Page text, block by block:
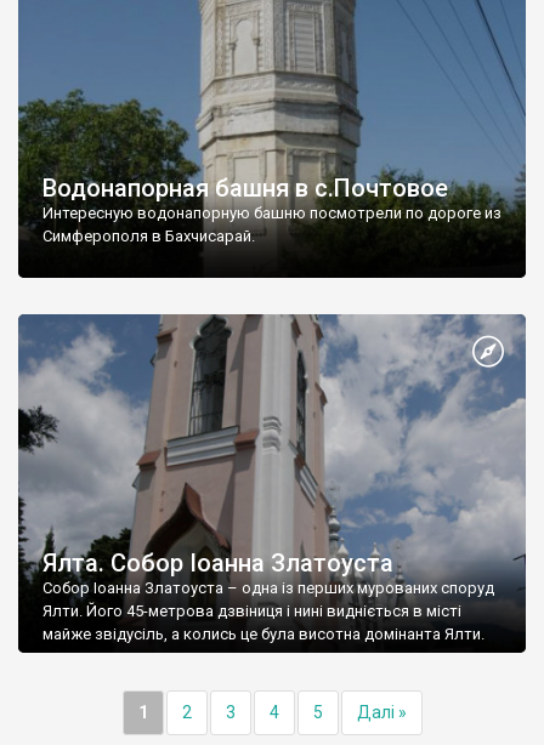
Водонапорная башня в с.Почтовое
Интересную водонапорную башню посмотрели по дороге из
Симферополя в Бахчисарай.
Ялта. Собор Іоанна Златоуста
Собор Іоанна Златоуста – одна із перших мурованих споруд
Ялти. Його 45-метрова дзвіниця і нині видніється в місті
майже звідусіль, а колись це була висотна домінанта Ялти.
1 2 3 4 5 Далі »